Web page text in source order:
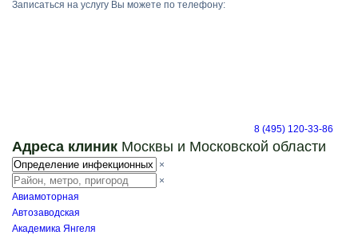
Записаться на услугу Вы можете по телефону:
8 (495) 120-33-86
Адреса клиник Москвы и Московской области
×
×
Авиамоторная
Автозаводская
Академика Янгеля